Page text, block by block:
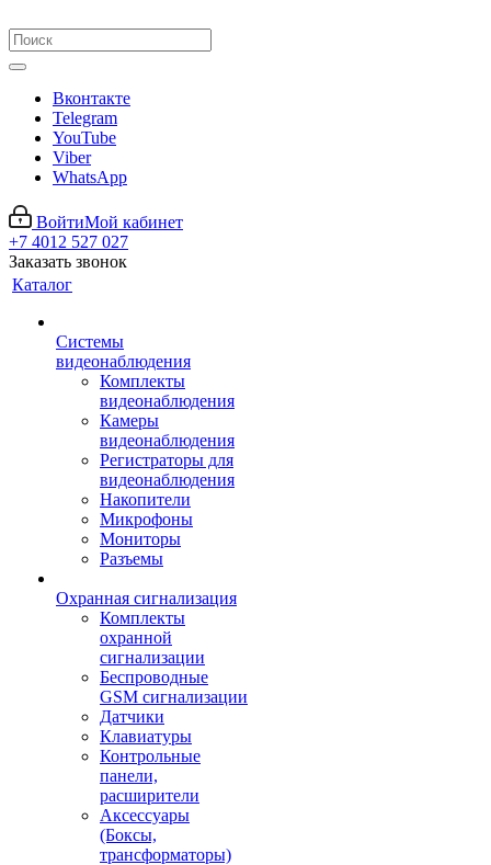
Вконтакте
Telegram
YouTube
Viber
WhatsApp
ВойтиМой кабинет
+7 4012 527 027
Заказать звонок
Каталог
Системы
видеонаблюдения
Комплекты
видеонаблюдения
Камеры
видеонаблюдения
Регистраторы для
видеонаблюдения
Накопители
Микрофоны
Мониторы
Разъемы
Охранная сигнализация
Комплекты
охранной
сигнализации
Беспроводные
GSM сигнализации
Датчики
Клавиатуры
Контрольные
панели,
расширители
Аксессуары
(Боксы,
трансформаторы)